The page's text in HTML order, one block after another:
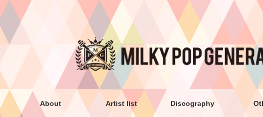
About Artist list Discography